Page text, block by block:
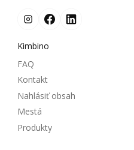
Kimbino
FAQ
Kontakt
Nahlásiť obsah
Mestá
Produkty